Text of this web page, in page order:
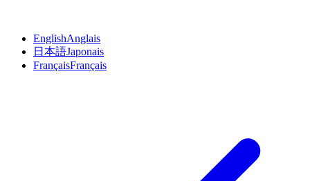
EnglishAnglais
日本語Japonais
FrançaisFrançais